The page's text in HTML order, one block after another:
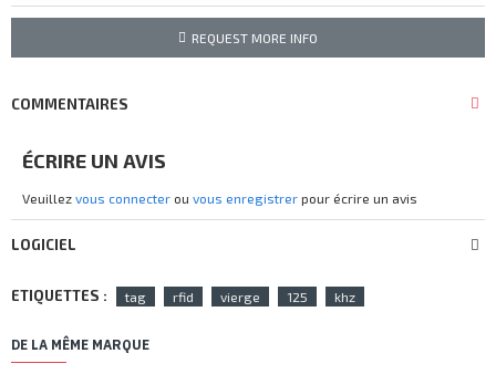
REQUEST MORE INFO
COMMENTAIRES
ÉCRIRE UN AVIS
Veuillez vous connecter ou vous enregistrer pour écrire un avis
LOGICIEL
ETIQUETTES : tag rfid vierge 125 khz
DE LA MÊME MARQUE